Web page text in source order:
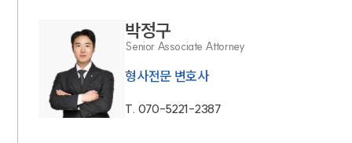
박정구
Senior Associate Attorney
형사전문 변호사
T. 070-5221-2387